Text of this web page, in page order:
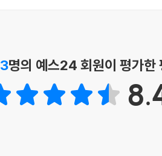
3명의 예스24 회원이 평가한